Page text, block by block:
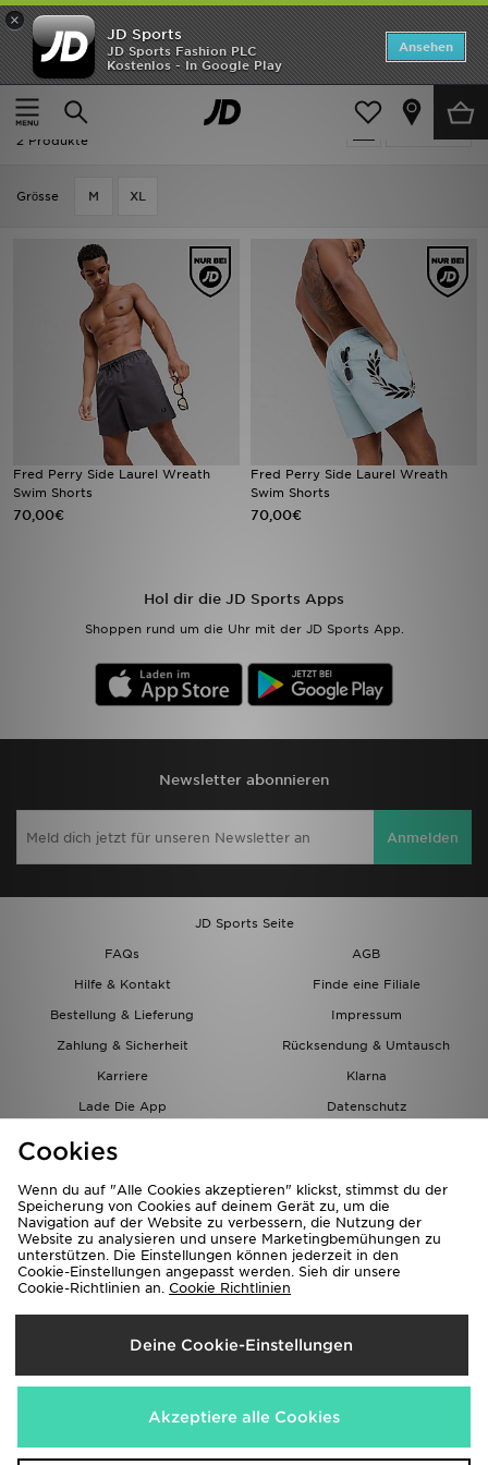
×
JD Sports
JD Sports Fashion PLC
Kostenlos - In Google Play
Ansehen
Startseite
Herren Herrenbekleidung Bademode
verfeinern
Herren - Fred Perry Bademode
2 Produkte
Grӧsse M XL
Fred Perry Side Laurel Wreath
Swim Shorts
70,00€
Fred Perry Side Laurel Wreath
Swim Shorts
70,00€
Hol dir die JD Sports Apps
Shoppen rund um die Uhr mit der JD Sports App.
Newsletter abonnieren
Anmelden
JD Sports Seite
FAQs
AGB
Hilfe & Kontakt
Finde eine Filiale
Bestellung & Lieferung
Impressum
Zahlung & Sicherheit
Rücksendung & Umtausch
Karriere
Klarna
Lade Die App
Datenschutz
Lieferung Nach
Österreich
Wir akzeptieren folgende Zahlungsmethoden
Startseite
ANGEBOTE
Marken
Bestsellers
JD Exklusives
Fußball
Geschenkkarte
Mein JD
Meine Nachrichten
Bestellverfolgung
Cookies
Wenn du auf "Alle Cookies akzeptieren" klickst, stimmst du der
Speicherung von Cookies auf deinem Gerät zu, um die
Navigation auf der Website zu verbessern, die Nutzung der
Website zu analysieren und unsere Marketingbemühungen zu
unterstützen. Die Einstellungen können jederzeit in den
Cookie-Einstellungen angepasst werden. Sieh dir unsere
Cookie-Richtlinien an. Cookie Richtlinien
Deine Cookie-Einstellungen
Akzeptiere alle Cookies